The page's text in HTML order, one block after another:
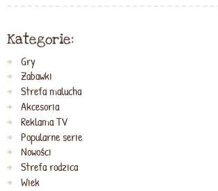
Kategorie:
Gry
Zabawki
Strefa malucha
Akcesoria
Reklama TV
Popularne serie
Nowości
Strefa rodzica
Wiek